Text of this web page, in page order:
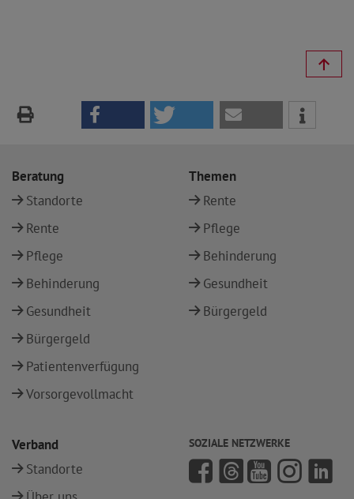
Beratung
Standorte
Rente
Pflege
Behinderung
Gesundheit
Bürgergeld
Patientenverfügung
Vorsorgevollmacht
Themen
Rente
Pflege
Behinderung
Gesundheit
Bürgergeld
Verband
Standorte
SOZIALE NETZWERKE